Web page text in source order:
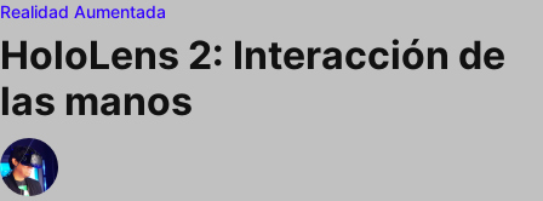
Realidad Aumentada
HoloLens 2: Interacción de
las manos